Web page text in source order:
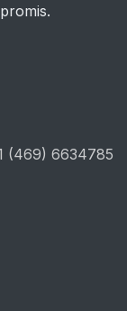
(469) 6634785